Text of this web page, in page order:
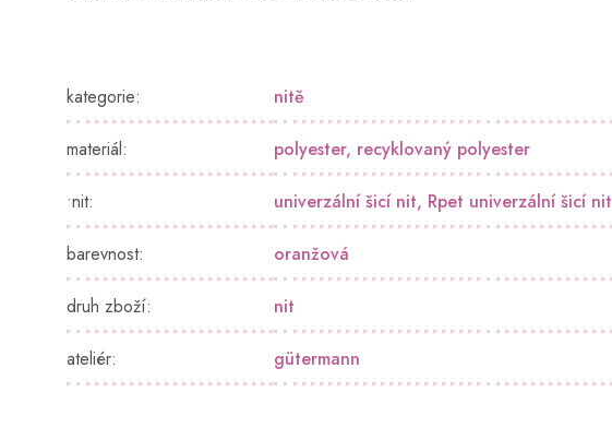
kategorie: nitě
materiál: polyester, recyklovaný polyester
•nit: univerzální šicí nit, Rpet univerzální šicí nit
barevnost: oranžová
druh zboží: nit
ateliér: gütermann